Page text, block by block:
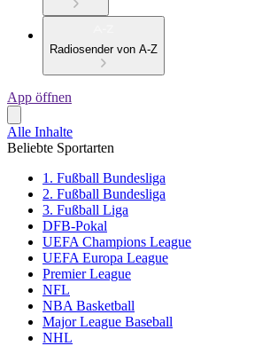
Radiosender von A-Z
App öffnen
Alle Inhalte
Beliebte Sportarten
1. Fußball Bundesliga
2. Fußball Bundesliga
3. Fußball Liga
DFB-Pokal
UEFA Champions League
UEFA Europa League
Premier League
NFL
NBA Basketball
Major League Baseball
NHL